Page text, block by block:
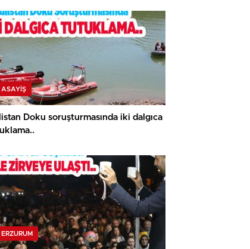
ASAYİŞ
Doku soruşturmasında iki dalgıca
ERZURUM